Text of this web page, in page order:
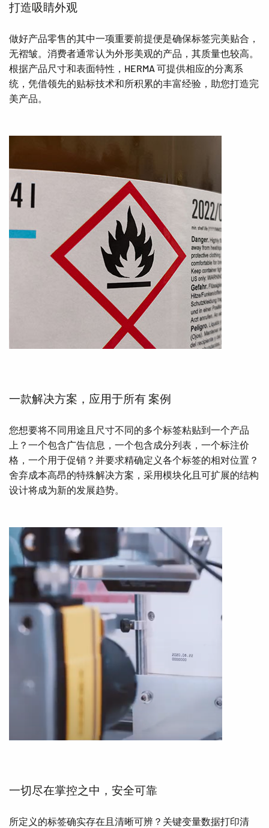
打造吸睛外观
做好产品零售的其中一项重要前提便是确保标签完美贴合，
无褶皱。消费者通常认为外形美观的产品，其质量也较高。
根据产品尺寸和表面特性，HERMA 可提供相应的分离系
统，凭借领先的贴标技术和所积累的丰富经验，助您打造完
美产品。
一款解决方案，应用于所有 案例
您想要将不同用途且尺寸不同的多个标签粘贴到一个产品
上？一个包含广告信息，一个包含成分列表，一个标注价
格，一个用于促销？并要求精确定义各个标签的相对位置？
舍弃成本高昂的特殊解决方案，采用模块化且可扩展的结构
设计将成为新的发展趋势。
一切尽在掌控之中，安全可靠
所定义的标签确实存在且清晰可辨？关键变量数据打印清